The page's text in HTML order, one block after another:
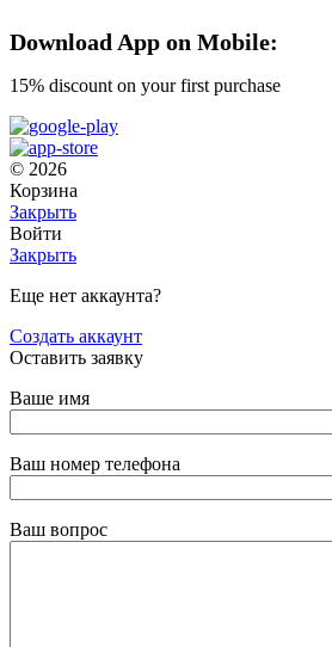
Download App on Mobile:
15% discount on your first purchase
© 2026
Корзина
Закрыть
Войти
Закрыть
Еще нет аккаунта?
Создать аккаунт
Оставить заявку
Ваше имя
Ваш номер телефона
Ваш вопрос